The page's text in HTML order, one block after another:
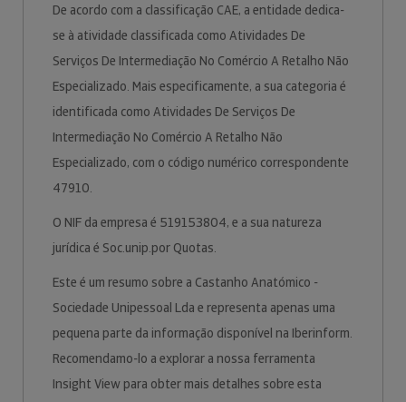
De acordo com a classificação CAE, a entidade dedica-
se à atividade classificada como Atividades De
Serviços De Intermediação No Comércio A Retalho Não
Especializado. Mais especificamente, a sua categoria é
identificada como Atividades De Serviços De
Intermediação No Comércio A Retalho Não
Especializado, com o código numérico correspondente
47910.
O NIF da empresa é 519153804, e a sua natureza
jurídica é Soc.unip.por Quotas.
Este é um resumo sobre a Castanho Anatómico -
Sociedade Unipessoal Lda e representa apenas uma
pequena parte da informação disponível na Iberinform.
Recomendamo-lo a explorar a nossa ferramenta
Insight View para obter mais detalhes sobre esta